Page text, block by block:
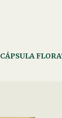
CÁPSULA FLORA